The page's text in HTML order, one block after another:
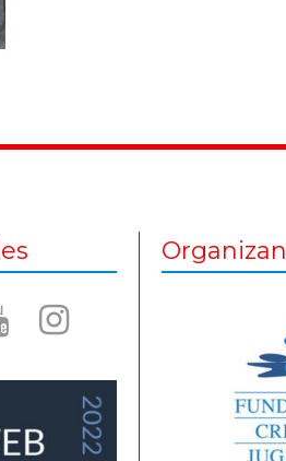
Organizan